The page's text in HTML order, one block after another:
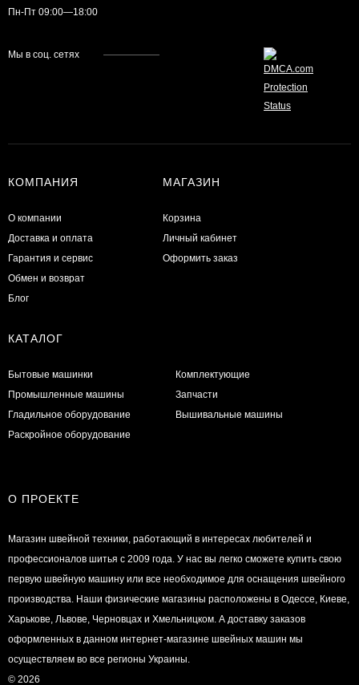
Пн-Пт 09:00—18:00
Мы в соц. сетях
КОМПАНИЯ
О компании
Доставка и оплата
Гарантия и сервис
Обмен и возврат
Блог
МАГАЗИН
Корзина
Личный кабинет
Оформить заказ
КАТАЛОГ
Бытовые машинки
Промышленные машины
Гладильное оборудование
Раскройное оборудование
Комплектующие
Запчасти
Вышивальные машины
О ПРОЕКТЕ
Магазин швейной техники, работающий в интересах любителей и
профессионалов шитья с 2009 года. У нас вы легко сможете купить свою
первую швейную машину или все необходимое для оснащения швейного
производства. Наши физические магазины расположены в Одессе, Киеве,
Харькове, Львове, Черновцах и Хмельницком. А доставку заказов
оформленных в данном интернет-магазине швейных машин мы
осуществляем во все регионы Украины.
© 2026